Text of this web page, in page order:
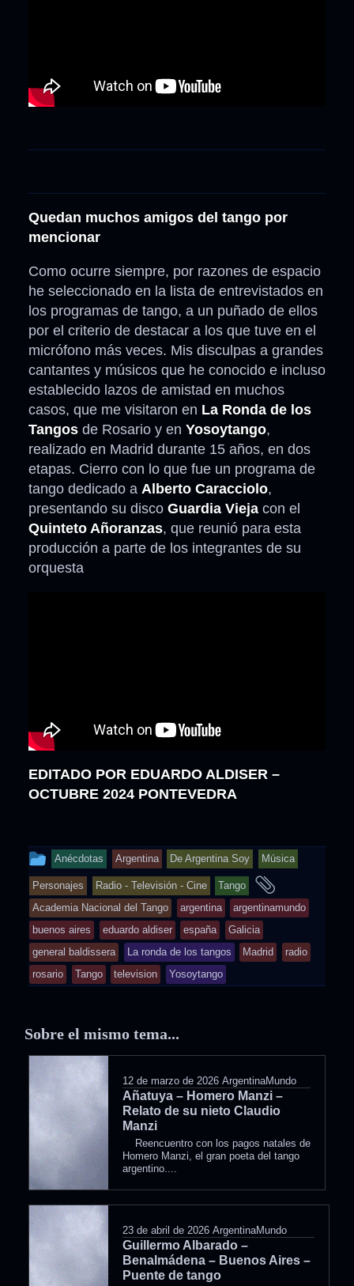
Quedan muchos amigos del tango por
mencionar
Como ocurre siempre, por razones de espacio
he seleccionado en la lista de entrevistados en
los programas de tango, a un puñado de ellos
por el criterio de destacar a los que tuve en el
micrófono más veces. Mis disculpas a grandes
cantantes y músicos que he conocido e incluso
establecido lazos de amistad en muchos
casos, que me visitaron en La Ronda de los
Tangos de Rosario y en Yosoytango,
realizado en Madrid durante 15 años, en dos
etapas. Cierro con lo que fue un programa de
tango dedicado a Alberto Caracciolo,
presentando su disco Guardia Vieja con el
Quinteto Añoranzas, que reunió para esta
producción a parte de los integrantes de su
orquesta
EDITADO POR EDUARDO ALDISER –
OCTUBRE 2024 PONTEVEDRA
This
entry
was
posted
in
Anécdotas Argentina De Argentina Soy Música
Personajes Radio - Televisión - Cine Tango
tagged
Academia Nacional del Tango argentina
argentinamundo
buenos aires
eduardo aldiser españa
Galicia
general baldissera
La ronda de los tangos Madrid
radio
rosario
Tango television Yosoytango
Sobre el mismo tema...
12 de marzo de 2026 ArgentinaMundo
Añatuya – Homero Manzi –
Relato de su nieto Claudio
Manzi
Reencuentro con los pagos natales de
Homero Manzi, el gran poeta del tango
argentino....
23 de abril de 2026 ArgentinaMundo
Guillermo Albarado –
Benalmádena – Buenos Aires –
Puente de tango